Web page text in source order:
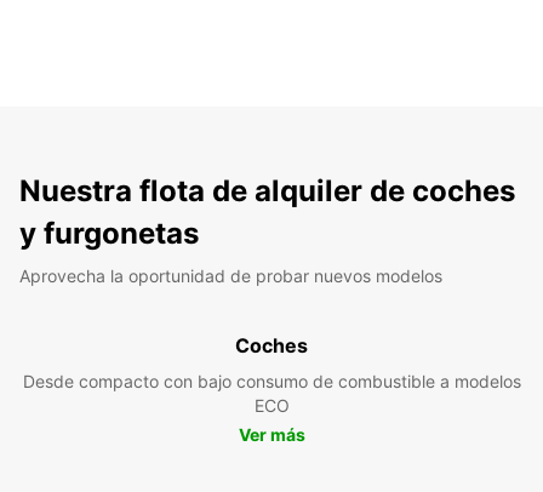
Nuestra flota de alquiler de coches
y furgonetas
Aprovecha la oportunidad de probar nuevos modelos
Coches
Desde compacto con bajo consumo de combustible a modelos
ECO
Ver más